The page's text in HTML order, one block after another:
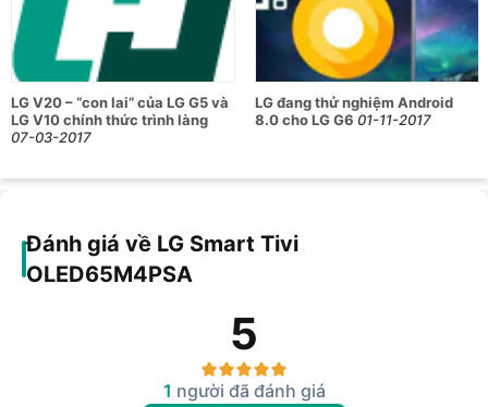
LG V20 – “con lai” của LG G5 và
LG V10 chính thức trình làng
07-03-2017
LG đang thử nghiệm Android
8.0 cho LG G6 01-11-2017
Đánh giá về LG Smart Tivi
OLED65M4PSA
5
1 người đã đánh giá